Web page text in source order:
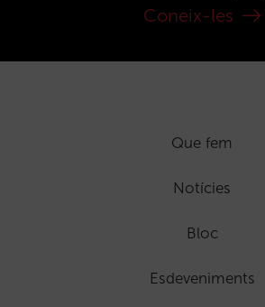
Coneix-les
Que fem
Notícies
Bloc
Esdeveniments